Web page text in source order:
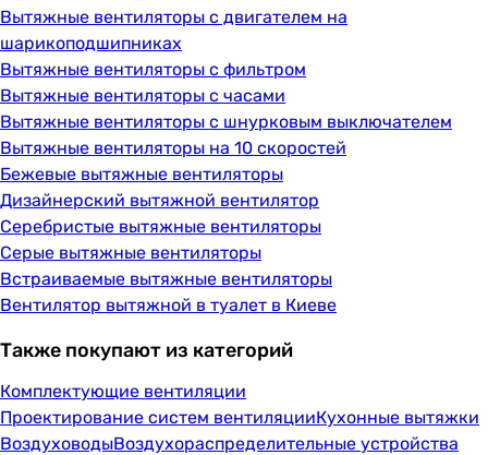
Вытяжные вентиляторы с двигателем на
шарикоподшипниках
Вытяжные вентиляторы с фильтром
Вытяжные вентиляторы с часами
Вытяжные вентиляторы с шнурковым выключателем
Вытяжные вентиляторы на 10 скоростей
Бежевые вытяжные вентиляторы
Дизайнерский вытяжной вентилятор
Серебристые вытяжные вентиляторы
Серые вытяжные вентиляторы
Встраиваемые вытяжные вентиляторы
Вентилятор вытяжной в туалет в Киеве
Также покупают из категорий
Комплектующие вентиляции
Проектирование систем вентиляцииКухонные вытяжки
ВоздуховодыВоздухораспределительные устройства